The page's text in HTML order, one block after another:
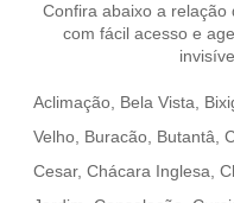
Confira abaixo a relação
com fácil acesso e
Aclimação, Bela Vista,
Velho, Buracão, Butantâ,
Cesar, Chácara Inglesa,